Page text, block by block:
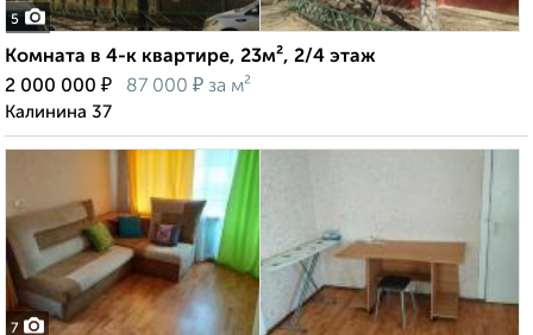
5
Комната в 4-к квартире, 23м², 2/4 этаж
2 000 000 ₽ 87 000 ₽ за м²
Калинина 37
7